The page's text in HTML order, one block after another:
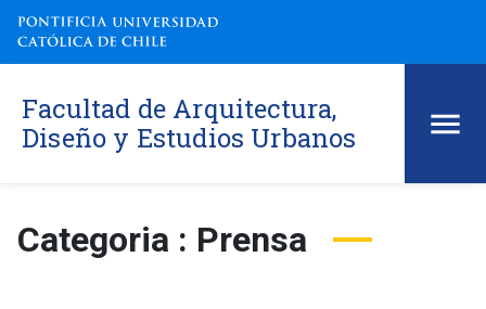
Facultad de Arquitectura,
Diseño y Estudios Urbanos
Categoria : Prensa